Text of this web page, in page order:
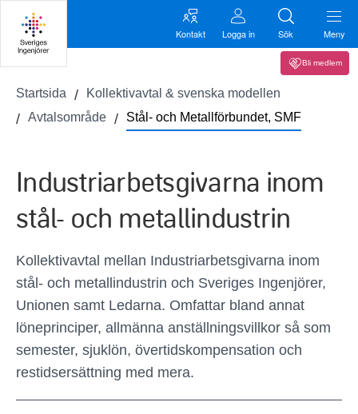
Kontakt Logga in Sök Meny
Bli medlem
Startsida
Kollektivavtal & svenska modellen
Avtalsområde
Stål- och Metallförbundet, SMF
Industriarbetsgivarna inom
stål- och metallindustrin
Kollektivavtal mellan Industriarbetsgivarna inom
stål- och metallindustrin och Sveriges Ingenjörer,
Unionen samt Ledarna. Omfattar bland annat
löneprinciper, allmänna anställningsvillkor så som
semester, sjuklön, övertidskompensation och
restidsersättning med mera.